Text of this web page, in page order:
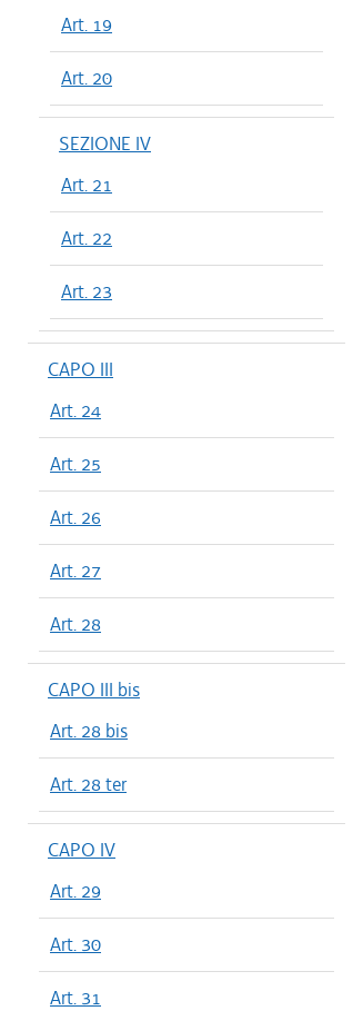
Art. 19
Art. 20
SEZIONE IV
Art. 21
Art. 22
Art. 23
CAPO III
Art. 24
Art. 25
Art. 26
Art. 27
Art. 28
CAPO III bis
Art. 28 bis
Art. 28 ter
CAPO IV
Art. 29
Art. 30
Art. 31